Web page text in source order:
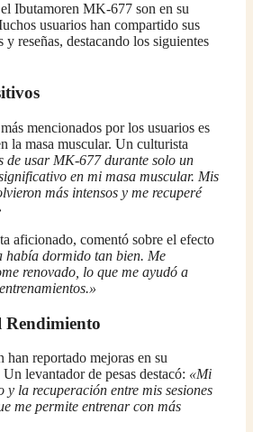
Ibutamoren MK-677 son en su
usuarios han compartido sus
y reseñas, destacando los siguientes
mencionados por los usuarios es
la masa muscular. Un culturista
de usar MK-677 durante solo un
en mi masa muscular. Mis
más intensos y me recuperé
aficionado, comentó sobre el efecto
había dormido tan bien. Me
renovado, lo que me ayudó a
Rendimiento
han reportado mejoras en su
levantador de pesas destacó: «Mi
y la recuperación entre mis sesiones
me permite entrenar con más